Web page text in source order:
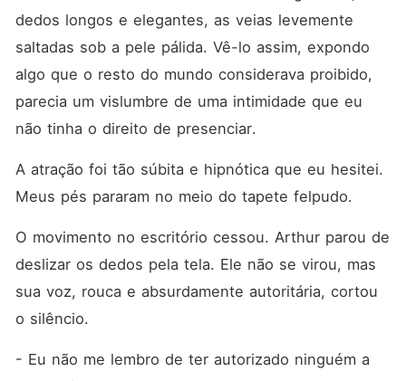
dedos longos e elegantes, as veias levemente
saltadas sob a pele pálida. Vê-lo assim, expondo
algo que o resto do mundo considerava proibido,
parecia um vislumbre de uma intimidade que eu
não tinha o direito de presenciar.
A atração foi tão súbita e hipnótica que eu hesitei.
Meus pés pararam no meio do tapete felpudo.
O movimento no escritório cessou. Arthur parou de
deslizar os dedos pela tela. Ele não se virou, mas
sua voz, rouca e absurdamente autoritária, cortou
o silêncio.
- Eu não me lembro de ter autorizado ninguém a